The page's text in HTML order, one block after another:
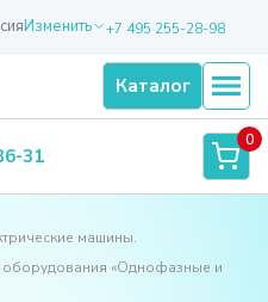
Изменить +7 495 255-28-98
Каталог
31
0
машины.
«Однофазные и